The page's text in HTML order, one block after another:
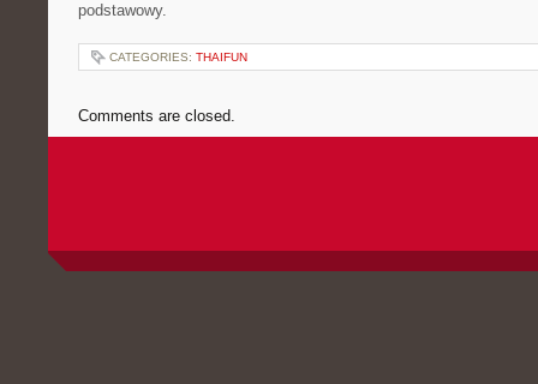
podstawowy.
CATEGORIES: THAIFUN
Comments are closed.